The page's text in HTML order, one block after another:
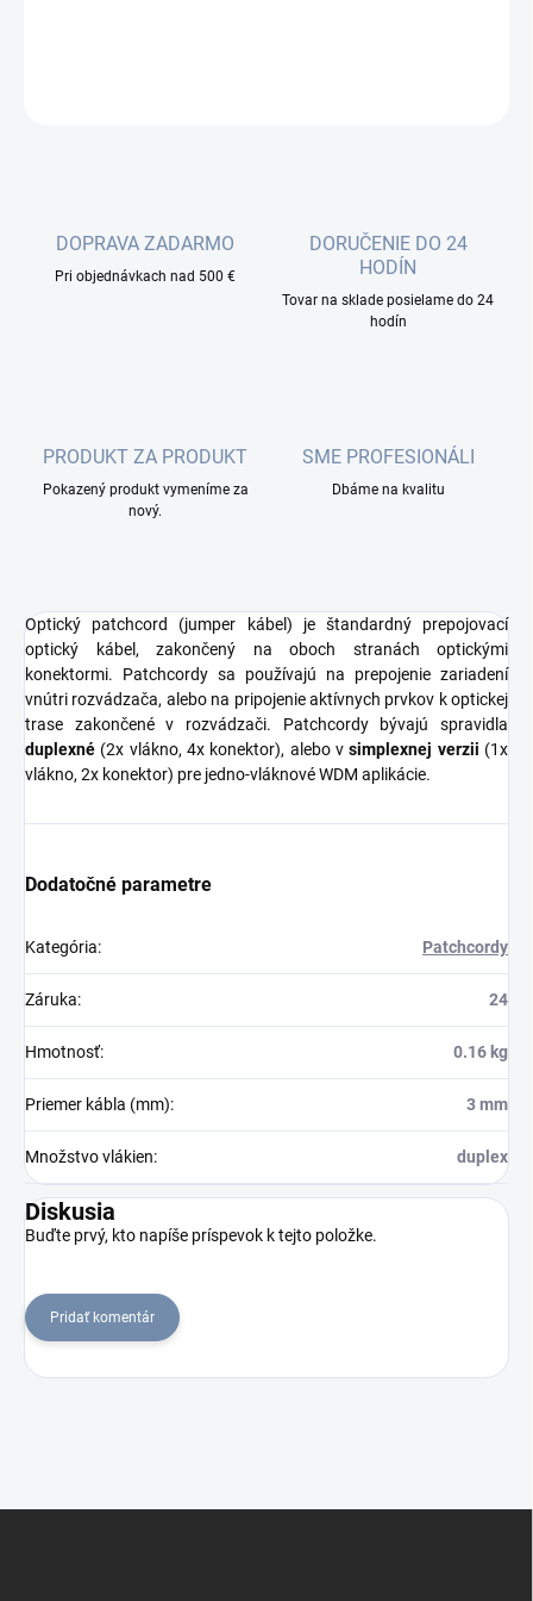
DOPRAVA ZADARMO
Pri objednávkach nad 500 €
DORUČENIE DO 24
HODÍN
Tovar na sklade posielame do 24
hodín
PRODUKT ZA PRODUKT
Pokazený produkt vymeníme za
nový.
SME PROFESIONÁLI
Dbáme na kvalitu
Optický patchcord (jumper kábel) je štandardný prepojovací
optický kábel, zakončený na oboch stranách optickými
konektormi. Patchcordy sa používajú na prepojenie zariadení
vnútri rozvádzača, alebo na pripojenie aktívnych prvkov k optickej
trase zakončené v rozvádzači. Patchcordy bývajú spravidla
duplexné (2x vlákno, 4x konektor), alebo vsimplexnej verzii (1x
vlákno, 2x konektor) pre jedno-vláknové WDM aplikácie.
Dodatočné parametre
Kategória: Patchcordy
Záruka: 24
Hmotnosť: 0.16 kg
Priemer kábla (mm): 3 mm
Množstvo vlákien: duplex
Diskusia
Buďte prvý, kto napíše príspevok k tejto položke.
Pridať komentár